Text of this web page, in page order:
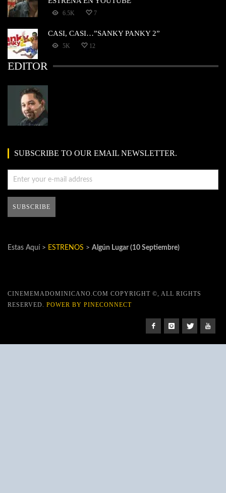
6.5K 7
CASI, CASI…”SANKY PANKY 2”
5K 12
EDITOR
SUBSCRIBE TO OUR EMAIL NEWSLETTER.
Estas Aquí > ESTRENOS > Algún Lugar (10 Septiembre)
CINEMEMADOMINICANO.COM COPYRIGHT ©, ALL RIGHTS
RESERVED. POWER BY PINECONNECT